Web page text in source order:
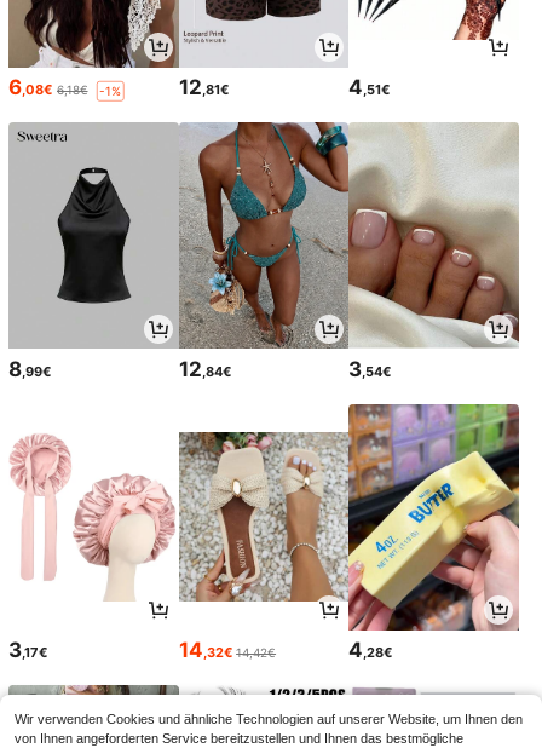
6,08€ 6,18€ -1% 12,81€ 4,51€
8 ,99€ 12 ,84€ 3 ,54€
3,17€ 14 ,32€ 14,42€ 4 ,28€
Wir verwenden Cookies und ähnliche Technologien auf unserer Website, um Ihnen den
von Ihnen angeforderten Service bereitzustellen und Ihnen das bestmögliche